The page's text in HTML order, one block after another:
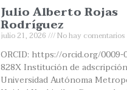
Julio Alberto Rojas
Rodríguez
julio 21, 2026 No hay comentarios
ORCID: https://orcid.org/0009-
828X Institución de
Universidad Autónoma